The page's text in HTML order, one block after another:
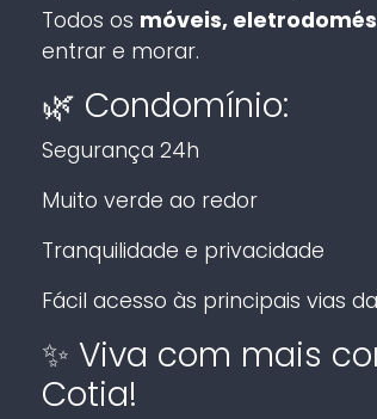
Todos os móveis,
entrar e morar.
🌿 Condomínio:
Segurança 24h
Muito verde ao redor
Tranquilidade e privacidade
Fácil acesso às principais vias
✨ Viva com mais
Cotia!